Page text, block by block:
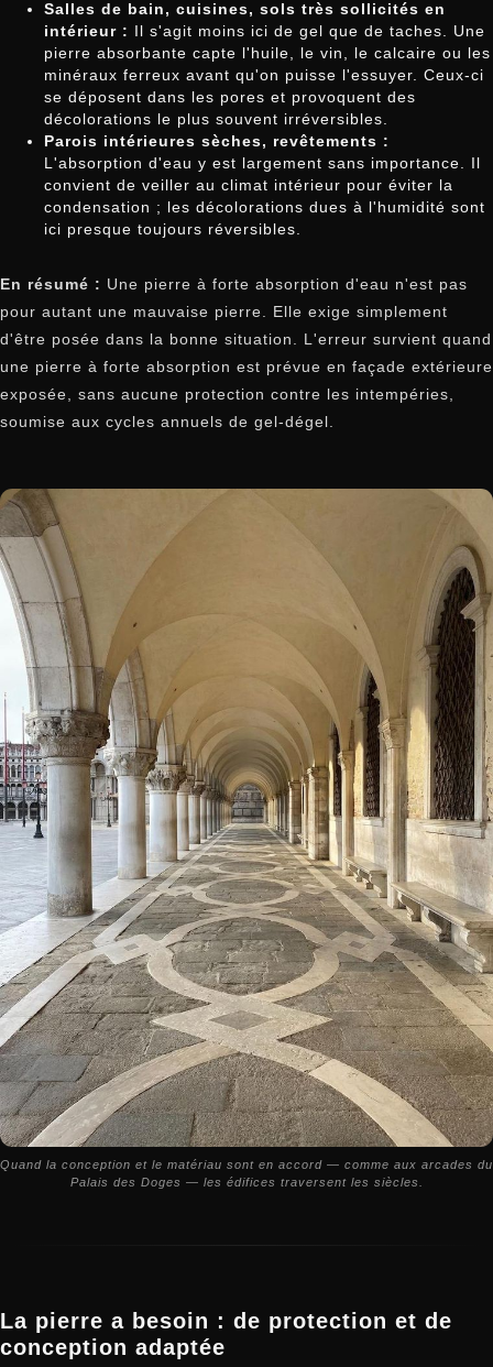
Salles de bain, cuisines, sols très sollicités en
intérieur : Il s'agit moins ici de gel que de taches. Une
pierre absorbante capte l'huile, le vin, le calcaire ou les
minéraux ferreux avant qu'on puisse l'essuyer. Ceux-ci
se déposent dans les pores et provoquent des
décolorations le plus souvent irréversibles.
Parois intérieures sèches, revêtements :
L'absorption d'eau y est largement sans importance. Il
convient de veiller au climat intérieur pour éviter la
condensation ; les décolorations dues à l'humidité sont
ici presque toujours réversibles.
En résumé : Une pierre à forte absorption d'eau n'est pas
pour autant une mauvaise pierre. Elle exige simplement
d'être posée dans la bonne situation. L'erreur survient quand
une pierre à forte absorption est prévue en façade extérieure
exposée, sans aucune protection contre les intempéries,
soumise aux cycles annuels de gel-dégel.
Quand la conception et le matériau sont en accord — comme aux arcades du
Palais des Doges — les édifices traversent les siècles.
La pierre a besoin : de protection et de
conception adaptée